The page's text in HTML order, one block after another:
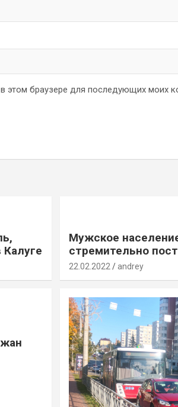
этом браузере для последующих моих
Мужское
стремительно
22.02.2022 andrey